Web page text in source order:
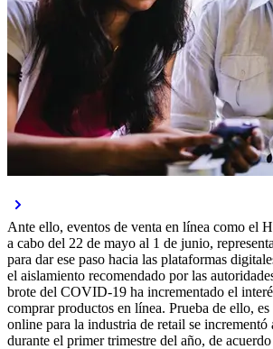
Ante ello, eventos de venta en línea como el
a cabo del 22 de mayo al 1 de junio,
para dar ese paso hacia las plataformas
el aislamiento recomendado por las
brote del COVID-19 ha incrementado el
comprar productos en línea. Prueba de ello,
online para la industria de retail se incrementó
durante el primer trimestre del año, de